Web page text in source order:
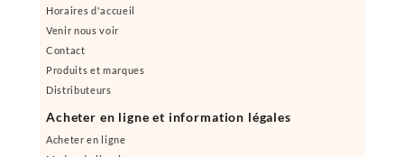
Horaires d'accueil
Venir nous voir
Contact
Produits et marques
Distributeurs
Acheter en ligne et information légales
Acheter en ligne